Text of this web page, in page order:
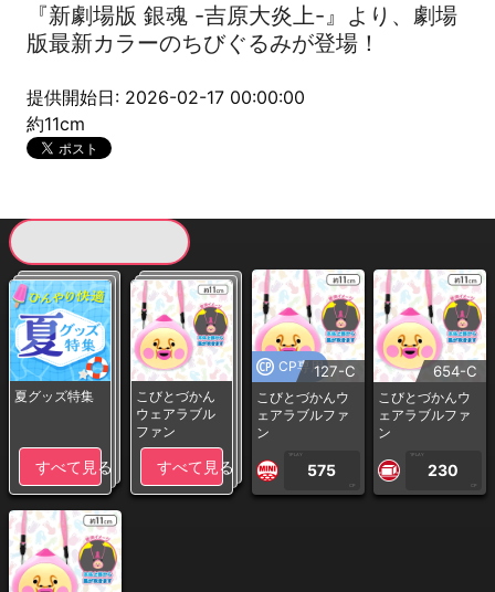
『新劇場版 銀魂 -吉原大炎上-』より、劇場
版最新カラーのちびぐるみが登場！
提供開始日: 2026-02-17 00:00:00
約11cm
夏グッズ特集
すべて見る
こびとづかん
ウェアラブル
ファン
すべて見る
CP専用127-C
こびとづかんウ
ェアラブルファ
ン
1PLAY
575
CP
654-C
こびとづかんウ
ェアラブルファ
ン
1PLAY
230
CP